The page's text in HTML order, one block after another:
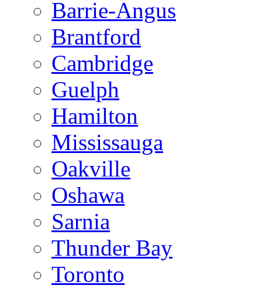
Barrie-Angus
Brantford
Cambridge
Guelph
Hamilton
Mississauga
Oakville
Oshawa
Sarnia
Thunder Bay
Toronto